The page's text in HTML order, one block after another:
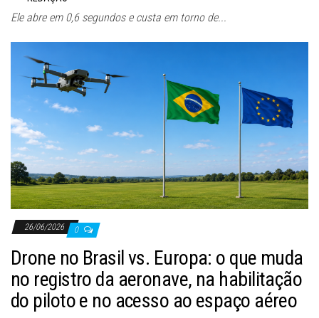
Ele abre em 0,6 segundos e custa em torno de...
26/06/2026 0
Drone no Brasil vs. Europa: o que muda
no registro da aeronave, na habilitação
do piloto e no acesso ao espaço aéreo